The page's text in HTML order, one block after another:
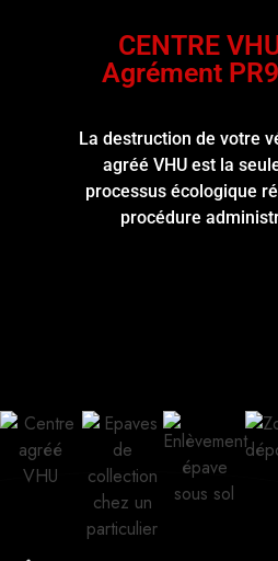
CENTRE
Agrément
La destruction de votre
agréé VHU est la
processus écologique
procédure